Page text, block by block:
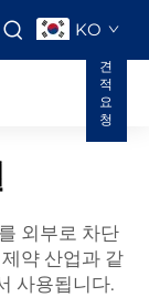
KO
견
적
요
청
외부로 차단
약 산업과 같
사용됩니다.